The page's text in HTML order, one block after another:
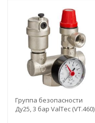
Группа безопасности
Ду25, 3 бар ValTec (VT.460)